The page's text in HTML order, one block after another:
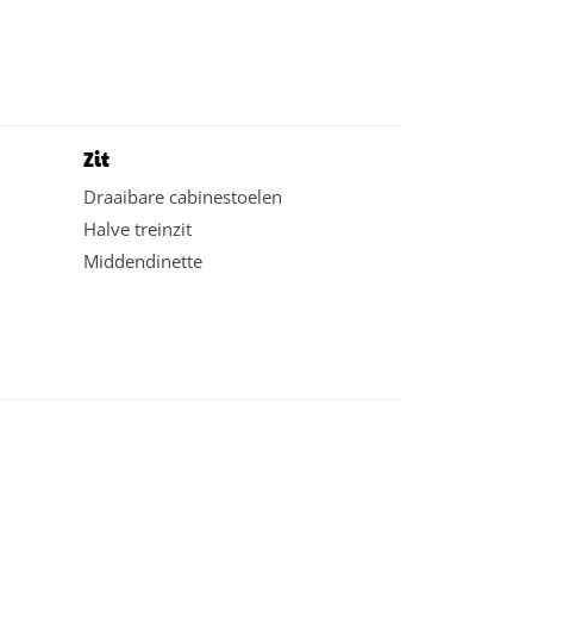
Zit
Draaibare cabinestoelen
Halve treinzit
Middendinette